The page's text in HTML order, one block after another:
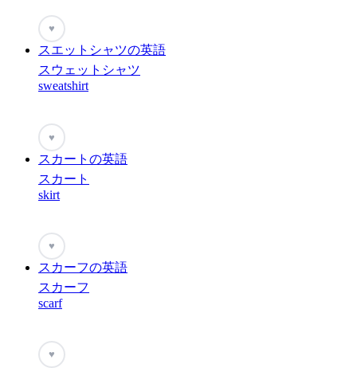
♥
スエットシャツの英語
スウェットシャツ
sweatshirt
♥
スカートの英語
スカート
skirt
♥
スカーフの英語
スカーフ
scarf
♥